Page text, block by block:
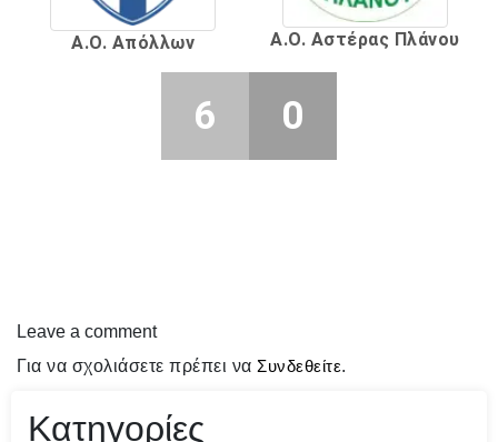
Α.Ο. Απόλλων Α.Ο. Αστέρας Πλάνου
6 0
Leave a comment
Για να σχολιάσετε πρέπει να Συνδεθείτε.
Κατηγορίες